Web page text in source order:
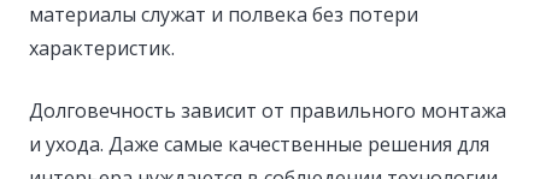
материалы служат и полвека без потери
характеристик.
Долговечность зависит от правильного монтажа
и ухода. Даже самые качественные решения для